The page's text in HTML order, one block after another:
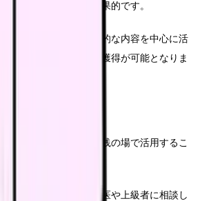
を開催することも効果的です。
情報の共有など、実践的な内容を中心に活
い理解と新しい視点の獲得が可能となりま
、できるだけ早く実践の場で活用するこ
で使用する際は、指導医や上級者に相談し